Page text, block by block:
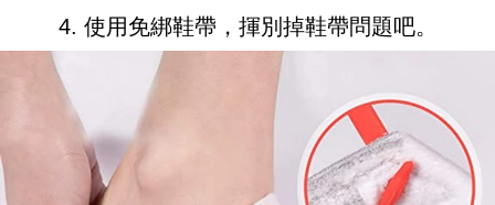
4. 使用免綁鞋帶，揮別掉鞋帶問題吧。